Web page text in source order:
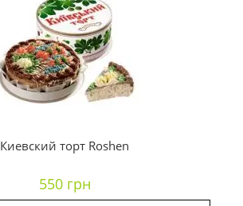
Киевский торт Roshen
550 грн